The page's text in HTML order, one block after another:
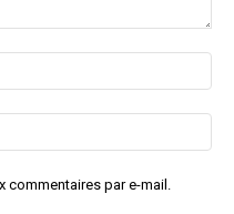
/
:*
commentaires par e-mail.